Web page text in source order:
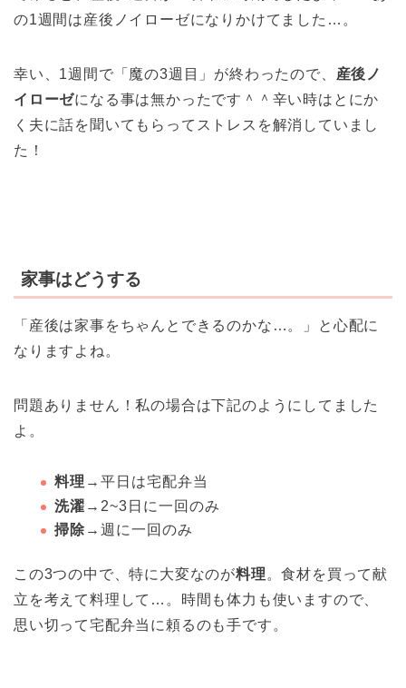
の1週間は産後ノイローゼになりかけてました…。
幸い、1週間で「魔の3週目」が終わったので、 産後ノ
イローゼになる事は無かったです＾＾辛い時はとにか
く夫に話を聞いてもらってストレスを解消していまし
た！
家事はどうする
「産後は家事をちゃんとできるのかな…。」と心配に
なりますよね。
問題ありません！私の場合は下記のようにしてました
よ。
料理 →平日は宅配弁当
洗濯 →2~3日に一回のみ
掃除 →週に一回のみ
この3つの中で、特に大変なのが料理。食材を買って献
立を考えて料理して…。時間も体力も使いますので、
思い切って宅配弁当 に頼るのも手です。